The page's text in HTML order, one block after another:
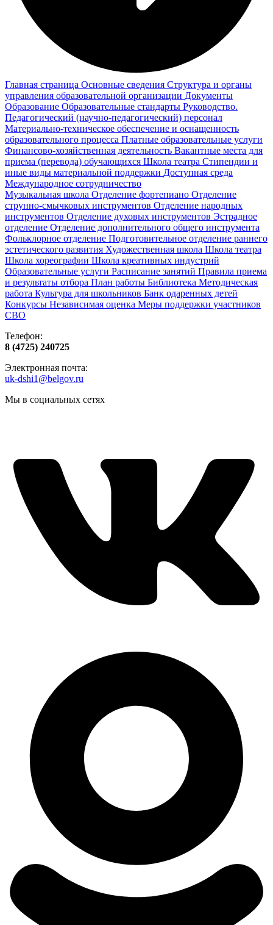
Главная страница Основные сведения Структура и органы
управления образовательной организации Документы
Образование Образовательные стандарты Руководство.
Педагогический (научно-педагогический) персонал
Материально-техническое обеспечение и оснащенность
образовательного процесса Платные образовательные услуги
Финансово-хозяйственная деятельность Вакантные места для
приема (перевода) обучающихся Школа театра Стипендии и
иные виды материальной поддержки Доступная среда
Международное сотрудничество
Музыкальная школа Отделение фортепиано Отделение
струнно-смычковых инструментов Отделение народных
инструментов Отделение духовых инструментов Эстрадное
отделение Отделение дополнительного общего инструмента
Фольклорное отделение Подготовительное отделение раннего
эстетического развития Художественная школа Школа‌‌‌‌ театра
Школа хореографии Школа креативных индустрий
Образовательные услуги Расписание занятий Правила приема
и результаты отбора План работы Библиотека Методическая
работа Культура для школьников Банк одаренных детей
Конкурсы Независимая оценка Меры поддержки участников
СВО
Телефон:
8 (4725) 240725
Электронная почта:
uk-dshi1@belgov.ru
Мы в социальных сетях